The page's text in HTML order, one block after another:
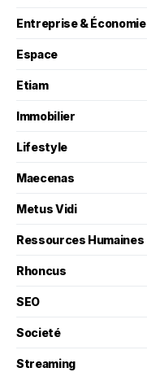
Entreprise & Économie
Espace
Etiam
Immobilier
Lifestyle
Maecenas
Metus Vidi
Ressources Humaines
Rhoncus
SEO
Societé
Streaming